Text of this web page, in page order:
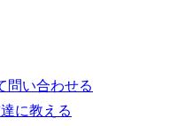
問い合わせる
に教える